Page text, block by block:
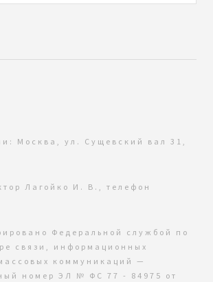
Москва, ул. Сущевский вал 31,
Лагойко И. В., телефон
Федеральной службой по
связи, информационных
коммуникаций —
номер ЭЛ № ФС 77 - 84975 от